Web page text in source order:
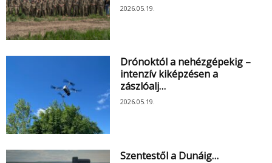
2026.05.19.
Drónoktól a nehézgépekig –
intenzív kiképzésen a
zászlóalj…
2026.05.19.
Szentestől a Dunáig…